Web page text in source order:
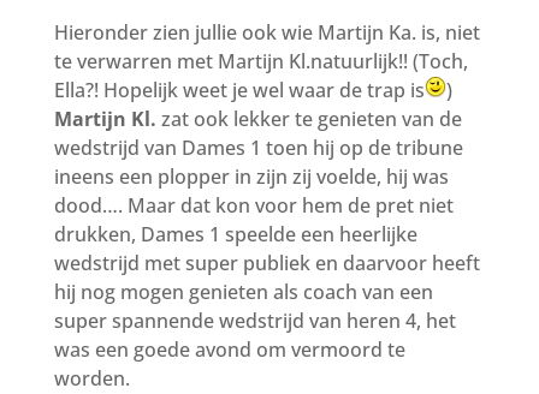
Hieronder zien jullie ook wie Martijn Ka. is, niet
te verwarren met Martijn Kl.natuurlijk!! (Toch,
Ella?! Hopelijk weet je wel waar de trap is
)
Martijn Kl. zat ook lekker te genieten van de
wedstrijd van Dames 1 toen hij op de tribune
ineens een plopper in zijn zij voelde, hij was
dood…. Maar dat kon voor hem de pret niet
drukken, Dames 1 speelde een heerlijke
wedstrijd met super publiek en daarvoor heeft
hij nog mogen genieten als coach van een
super spannende wedstrijd van heren 4, het
was een goede avond om vermoord te
worden.